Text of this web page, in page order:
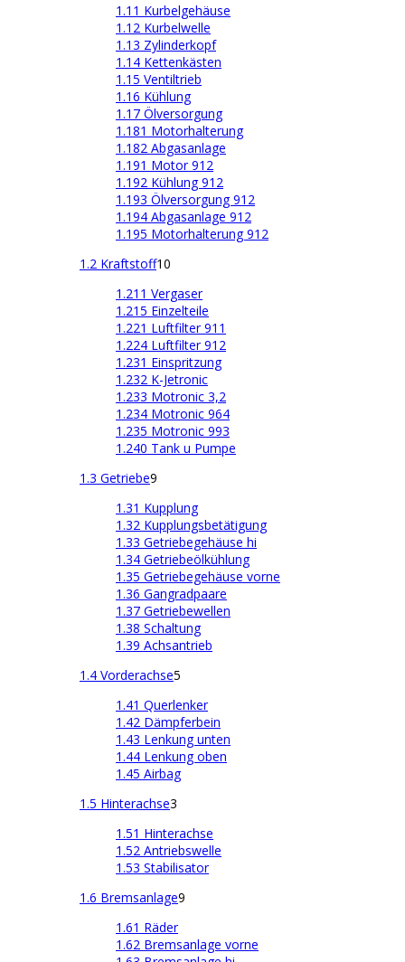
1.11 Kurbelgehäuse
1.12 Kurbelwelle
1.13 Zylinderkopf
1.14 Kettenkästen
1.15 Ventiltrieb
1.16 Kühlung
1.17 Ölversorgung
1.181 Motorhalterung
1.182 Abgasanlage
1.191 Motor 912
1.192 Kühlung 912
1.193 Ölversorgung 912
1.194 Abgasanlage 912
1.195 Motorhalterung 912
1.2 Kraftstoff10
1.211 Vergaser
1.215 Einzelteile
1.221 Luftfilter 911
1.224 Luftfilter 912
1.231 Einspritzung
1.232 K-Jetronic
1.233 Motronic 3,2
1.234 Motronic 964
1.235 Motronic 993
1.240 Tank u Pumpe
1.3 Getriebe9
1.31 Kupplung
1.32 Kupplungsbetätigung
1.33 Getriebegehäuse hi
1.34 Getriebeölkühlung
1.35 Getriebegehäuse vorne
1.36 Gangradpaare
1.37 Getriebewellen
1.38 Schaltung
1.39 Achsantrieb
1.4 Vorderachse5
1.41 Querlenker
1.42 Dämpferbein
1.43 Lenkung unten
1.44 Lenkung oben
1.45 Airbag
1.5 Hinterachse3
1.51 Hinterachse
1.52 Antriebswelle
1.53 Stabilisator
1.6 Bremsanlage9
1.61 Räder
1.62 Bremsanlage vorne